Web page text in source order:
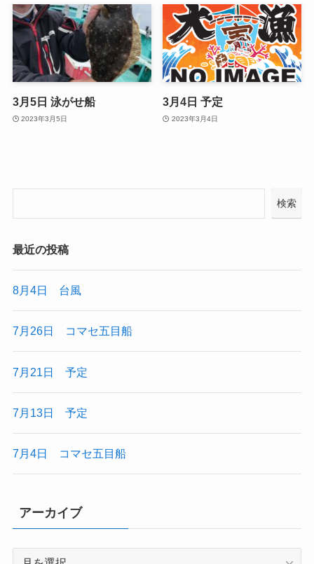
3月5日 泳がせ船
2023年3月5日
3月4日 予定
2023年3月4日
検索
最近の投稿
8月4日 台風
7月26日 コマセ五目船
7月21日 予定
7月13日 予定
7月4日 コマセ五目船
アーカイブ